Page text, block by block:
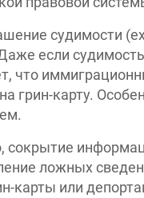
судимости
если
что
грин-карту.
сокрытие
ложных
карты или